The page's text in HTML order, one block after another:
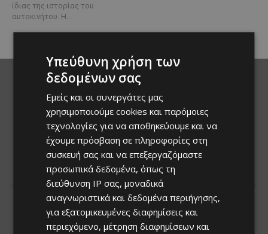
ίδιας της ιστορίας του
αυτοκινήτου. Η...
Υπεύθυνη χρήση των
δεδομένων σας
Εμείς και οι συνεργάτες μας
χρησιμοποιούμε cookies και παρόμοιες
τεχνολογίες για να αποθηκεύουμε και να
έχουμε πρόσβαση σε πληροφορίες στη
συσκευή σας και να επεξεργαζόμαστε
προσωπικά δεδομένα, όπως τη
διεύθυνση IP σας, μοναδικά
αναγνωριστικά και δεδομένα περιήγησης,
για εξατομικευμένες διαφημίσεις και
περιεχόμενο, μέτρηση διαφημίσεων και